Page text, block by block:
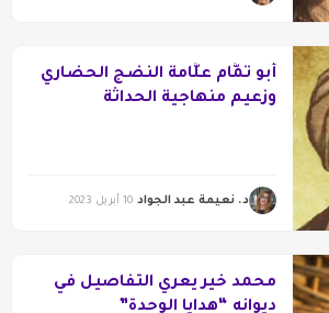
أبو تمَّام علَّامة النضج الحضاري
وزعيم منهاجية الحداثة
د. نعيمة عبد الجواد 10 أبريل 2023
محمد خير يعري التفاصيل في
ديوانه “هدايا الوحدة”